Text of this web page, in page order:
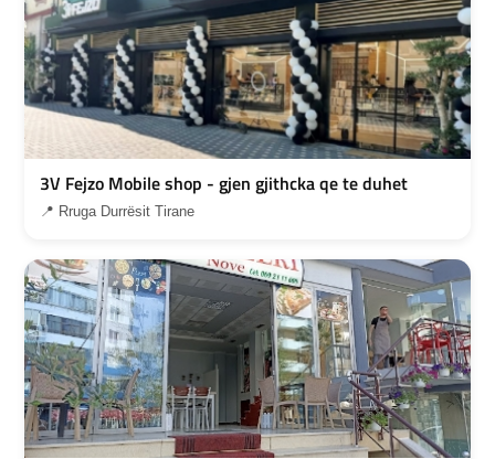
3V Fejzo Mobile shop - gjen gjithcka qe te duhet
📍 Rruga Durrësit Tirane